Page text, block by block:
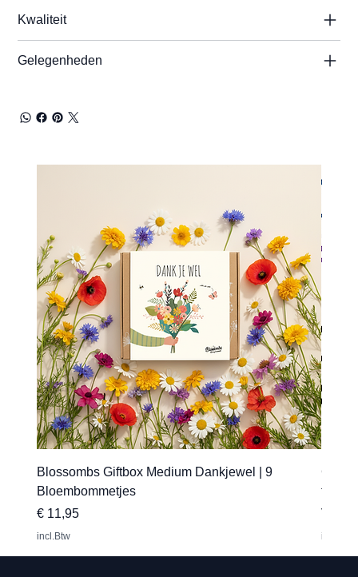
Kwaliteit
Gelegenheden
Blossombs Giftbox Medium Dankjewel | 9
Bloembommetjes
Prijs
€ 11,95
incl.Btw
Vanaf
incl.Btw